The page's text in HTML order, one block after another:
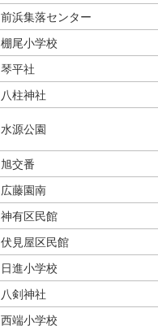
前浜集落センター
棚尾小学校
琴平社
八柱神社
水源公園
旭交番
広藤園南
神有区民館
伏見屋区民館
日進小学校
八剣神社
西端小学校